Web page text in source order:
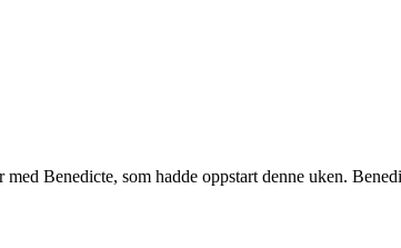
Benedicte, som hadde oppstart denne uken.